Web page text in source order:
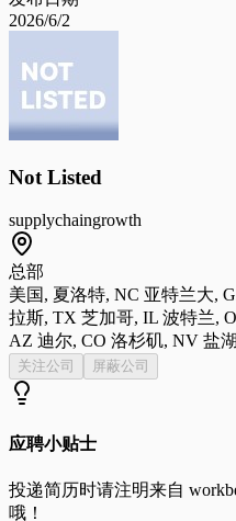
2026/6/2
Not Listed
supplychaingrowth
总部
美国, 夏洛特, NC 亚特兰大,
拉斯, TX 芝加哥, IL 波特兰,
AZ 迪尔, CO 洛杉矶, NV 盐
关注公司 屏蔽公司
应聘小贴士
投递简历时请注明来自
哦！